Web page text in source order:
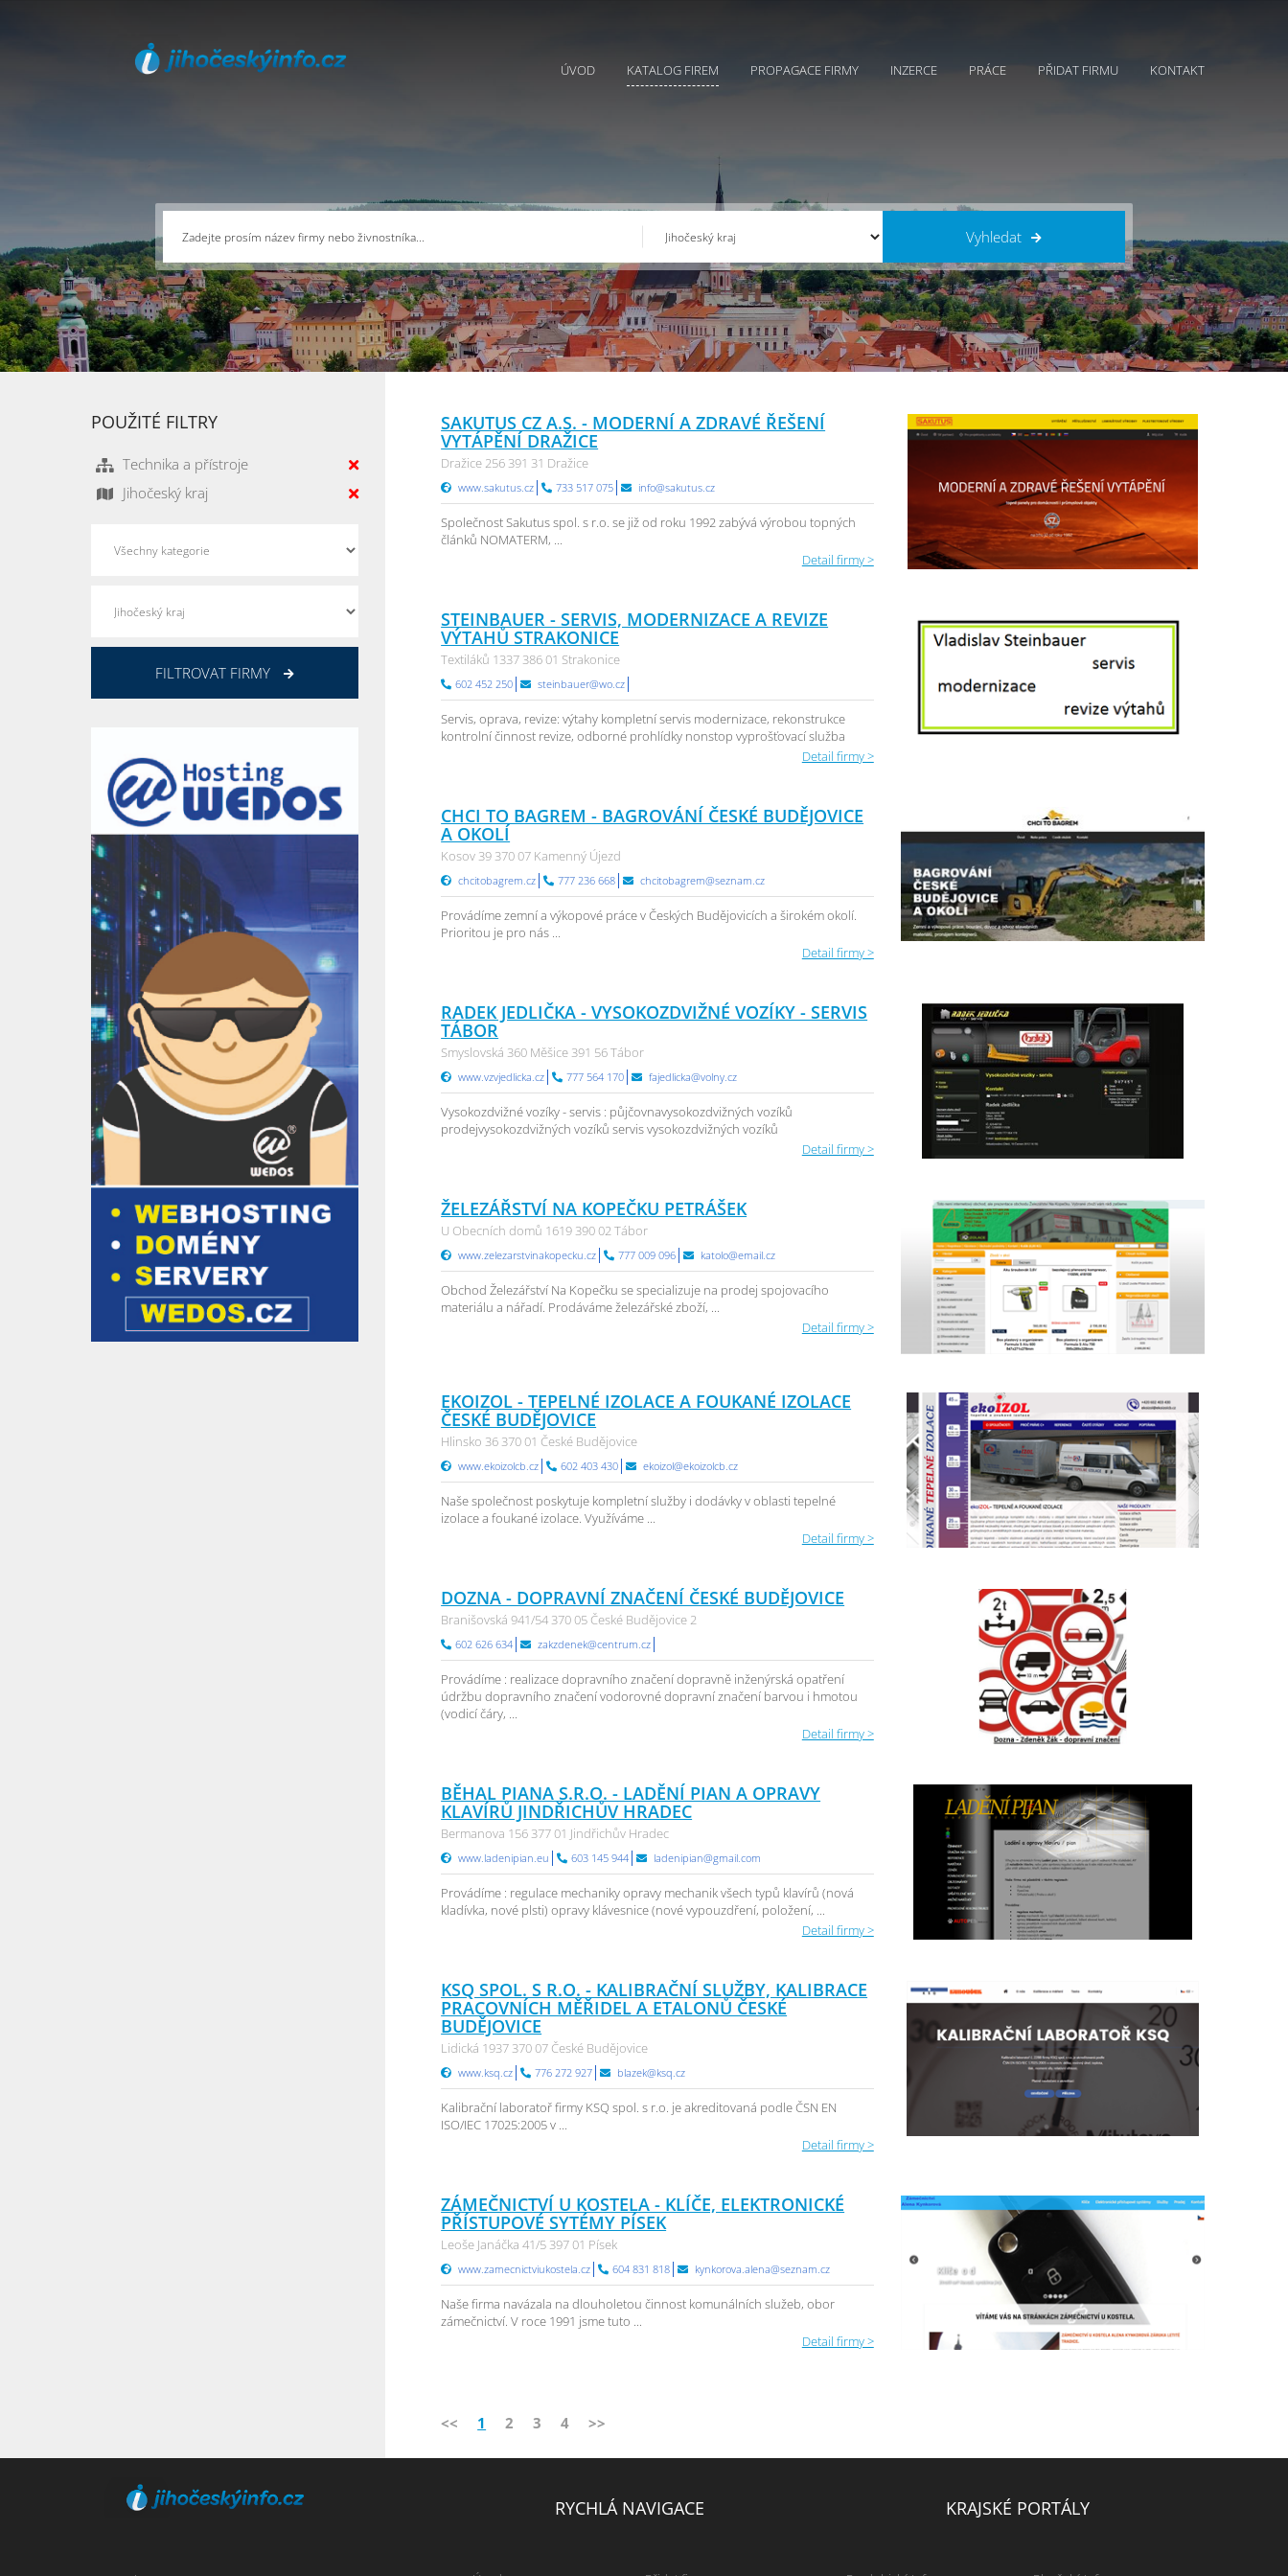
ÚVOD KATALOG FIREM PROPAGACE FIRMY INZERCE PRÁCE PŘIDAT FIRMU KONTAKT
Vyhledat
SAKUTUS CZ A.S. - MODERNÍ A ZDRAVÉ ŘEŠENÍ
VYTÁPĚNÍ DRAŽICE
Dražice 256 391 31 Dražice
www.sakutus.cz 733 517 075 info@sakutus.cz
Společnost Sakutus spol. s r.o. se již od roku 1992 zabývá výrobou topných
článků NOMATERM, ...
Detail firmy >
STEINBAUER - SERVIS, MODERNIZACE A REVIZE
VÝTAHŮ STRAKONICE
Textiláků 1337 386 01 Strakonice
602 452 250 steinbauer@wo.cz
Servis, oprava, revize: výtahy kompletní servis modernizace, rekonstrukce
kontrolní činnost revize, odborné prohlídky nonstop vyprošťovací služba
Detail firmy >
CHCI TO BAGREM - BAGROVÁNÍ ČESKÉ BUDĚJOVICE
A OKOLÍ
Kosov 39 370 07 Kamenný Újezd
chcitobagrem.cz 777 236 668 chcitobagrem@seznam.cz
Provádíme zemní a výkopové práce v Českých Budějovicích a širokém okolí.
Prioritou je pro nás ...
Detail firmy >
RADEK JEDLIČKA - VYSOKOZDVIŽNÉ VOZÍKY - SERVIS
TÁBOR
Smyslovská 360 Měšice 391 56 Tábor
www.vzvjedlicka.cz 777 564 170 fajedlicka@volny.cz
Vysokozdvižné vozíky - servis : půjčovnavysokozdvižných vozíků
prodejvysokozdvižných vozíků servis vysokozdvižných vozíků
Detail firmy >
ŽELEZÁŘSTVÍ NA KOPEČKU PETRÁŠEK
U Obecních domů 1619 390 02 Tábor
www.zelezarstvinakopecku.cz 777 009 096 katolo@email.cz
Obchod Železářství Na Kopečku se specializuje na prodej spojovacího
materiálu a nářadí. Prodáváme železářské zboží, ...
Detail firmy >
EKOIZOL - TEPELNÉ IZOLACE A FOUKANÉ IZOLACE
ČESKÉ BUDĚJOVICE
Hlinsko 36 370 01 České Budějovice
www.ekoizolcb.cz 602 403 430 ekoizol@ekoizolcb.cz
Naše společnost poskytuje kompletní služby i dodávky v oblasti tepelné
izolace a foukané izolace. Využíváme ...
Detail firmy >
DOZNA - DOPRAVNÍ ZNAČENÍ ČESKÉ BUDĚJOVICE
Branišovská 941/54 370 05 České Budějovice 2
602 626 634 zakzdenek@centrum.cz
Provádíme : realizace dopravního značení dopravně inženýrská opatření
údržbu dopravního značení vodorovné dopravní značení barvou i hmotou
(vodicí čáry, ...
Detail firmy >
BĚHAL PIANA S.R.O. - LADĚNÍ PIAN A OPRAVY
KLAVÍRŮ JINDŘICHŮV HRADEC
Bermanova 156 377 01 Jindřichův Hradec
www.ladenipian.eu 603 145 944 ladenipian@gmail.com
Provádíme : regulace mechaniky opravy mechanik všech typů klavírů (nová
kladívka, nové plsti) opravy klávesnice (nové vypouzdření, položení, ...
Detail firmy >
KSQ SPOL. S R.O. - KALIBRAČNÍ SLUŽBY, KALIBRACE
PRACOVNÍCH MĚŘIDEL A ETALONŮ ČESKÉ
BUDĚJOVICE
Lidická 1937 370 07 České Budějovice
www.ksq.cz 776 272 927 blazek@ksq.cz
Kalibrační laboratoř firmy KSQ spol. s r.o. je akreditovaná podle ČSN EN
ISO/IEC 17025:2005 v ...
Detail firmy >
ZÁMEČNICTVÍ U KOSTELA - KLÍČE, ELEKTRONICKÉ
PŘÍSTUPOVÉ SYTÉMY PÍSEK
Leoše Janáčka 41/5 397 01 Písek
www.zamecnictviukostela.cz 604 831 818 kynkorova.alena@seznam.cz
Naše firma navázala na dlouholetou činnost komunálních služeb, obor
zámečnictví. V roce 1991 jsme tuto ...
Detail firmy >
<< 1 2 3 4 >>
POUŽITÉ FILTRY
Technika a přístroje
Jihočeský kraj
FILTROVAT FIRMY
RYCHLÁ NAVIGACE KRAJSKÉ PORTÁLY